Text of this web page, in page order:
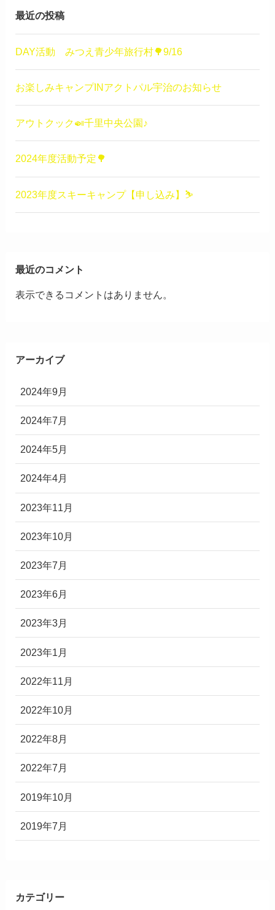
最近の投稿
DAY活動 みつえ青少年旅行村🌳9/16
お楽しみキャンプINアクトパル宇治のお知らせ
アウトクック🍛千里中央公園♪
2024年度活動予定🌳
2023年度スキーキャンプ【申し込み】⛷
最近のコメント
表示できるコメントはありません。
アーカイブ
2024年9月
2024年7月
2024年5月
2024年4月
2023年11月
2023年10月
2023年7月
2023年6月
2023年3月
2023年1月
2022年11月
2022年10月
2022年8月
2022年7月
2019年10月
2019年7月
カテゴリー